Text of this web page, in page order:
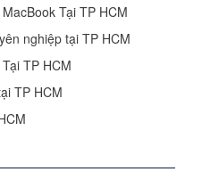
Tại TP HCM
nghiệp tại TP HCM
TP HCM
TP HCM